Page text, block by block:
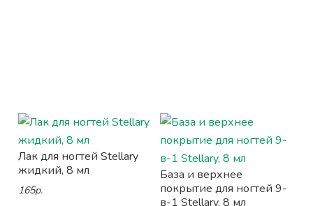
Лак для ногтей Stellary
жидкий, 8 мл
165р.
База и верхнее
покрытие для ногтей 9-
в-1 Stellary, 8 мл